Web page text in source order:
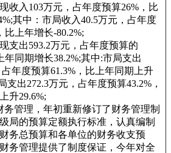
收入103万元，占年度预算26%，比
其中：市局收入40.5万元，占年度
比上年增长-80.2%;
支出593.2万元，占年度预算的
年同期增长38.2%;其中:市局支出
占年度预算61.3%，比上年同期上升
支出272.3万元，占年度预算43.2%，
升29.6%;
管理，年初重新修订了财务管理制
局的预算定额执行标准，认真编制
务总预算和各单位的财务收支预
务管理提供了制度保证，今年对全